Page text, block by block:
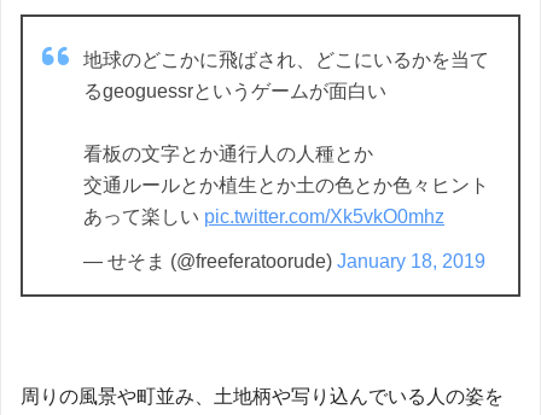
地球のどこかに飛ばされ、どこにいるかを当て
るgeoguessrというゲームが面白い
看板の文字とか通行人の人種とか
交通ルールとか植生とか土の色とか色々ヒント
あって楽しい pic.twitter.com/Xk5vkO0mhz
— せそま (@freeferatoorude) January 18, 2019
周りの風景や町並み、土地柄や写り込んでいる人の姿を